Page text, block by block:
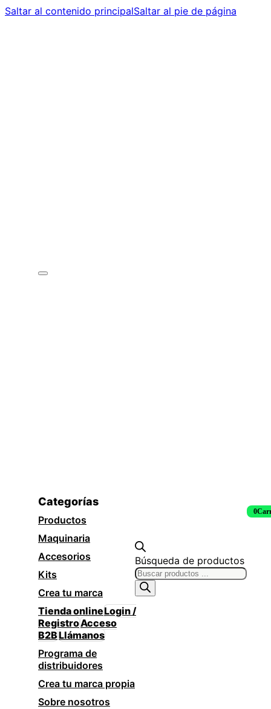
Saltar al contenido principalSaltar al pie de página
Categorías
Productos
Maquinaria
Accesorios
Kits
Crea tu marca
Tienda onlineLogin /
RegistroAcceso
B2BLlámanos
Programa de
distribuidores
Crea tu marca propia
Sobre nosotros
Búsqueda de productos
0